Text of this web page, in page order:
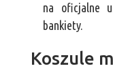
na oficjalne
bankiety.
Koszule